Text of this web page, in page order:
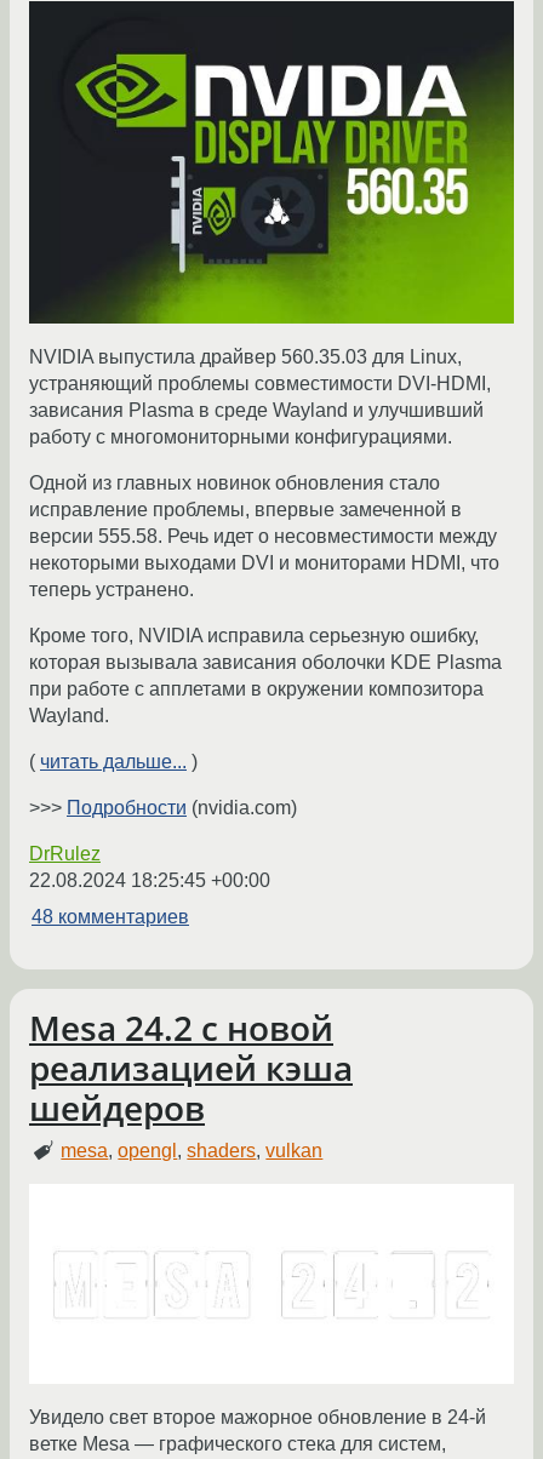
NVIDIA выпустила драйвер 560.35.03 для Linux,
устраняющий проблемы совместимости DVI-HDMI,
зависания Plasma в среде Wayland и улучшивший
работу с многомониторными конфигурациями.
Одной из главных новинок обновления стало
исправление проблемы, впервые замеченной в
версии 555.58. Речь идет о несовместимости между
некоторыми выходами DVI и мониторами HDMI, что
теперь устранено.
Кроме того, NVIDIA исправила серьезную ошибку,
которая вызывала зависания оболочки KDE Plasma
при работе с апплетами в окружении композитора
Wayland.
( читать дальше... )
>>> Подробности (nvidia.com)
DrRulez
22.08.2024 18:25:45 +00:00
48 комментариев
Mesa 24.2 с новой
реализацией кэша
шейдеров
mesa,opengl ,shaders,vulkan
Увидело свет второе мажорное обновление в 24-й
ветке Mesa — графического стека для систем,